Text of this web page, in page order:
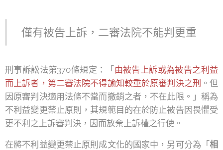
僅有被告上訴，二審法院不能判更重
刑事訴訟法第370條規定：「 由被告上訴或為被告之利益
而上訴者，第二審法院不得諭知較重於原審判決之刑 。但
因原審判決適用法條不當而撤銷之者，不在此限。」稱為
不利益變更禁止原則，其規範目的在於防止被告因畏懼受
更不利之上訴審判決，因而放棄上訴權之行使。
在將不利益變更禁止原則成文化的國家中，另可分為「 相